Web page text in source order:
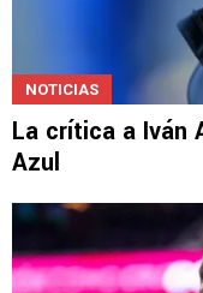
NOTICIAS
La crítica a Iván
Azul